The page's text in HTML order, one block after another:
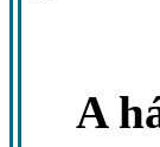
A